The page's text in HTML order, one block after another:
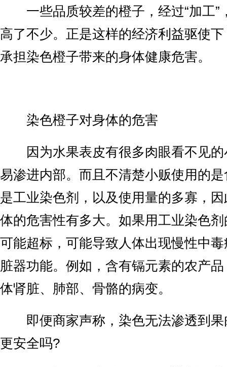
一些品质较差的橙子，经过“加工”
高了不少。正是这样的经济利益驱使
承担染色橙子带来的身体健康危害。
染色橙子对身体的危害
因为水果表皮有很多肉眼看不见的
易渗进内部。而且不清楚小贩使用的
是工业染色剂，以及使用量的多寡，
体的危害性有多大。如果用工业染色
可能超标，可能导致人体出现慢性中
脏器功能。例如，含有镉元素的农产
体肾脏、肺部、骨骼的病变。
即便商家声称，染色无法渗透到果
更安全吗?